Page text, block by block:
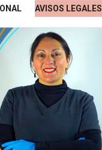
AVISOS LEGALES